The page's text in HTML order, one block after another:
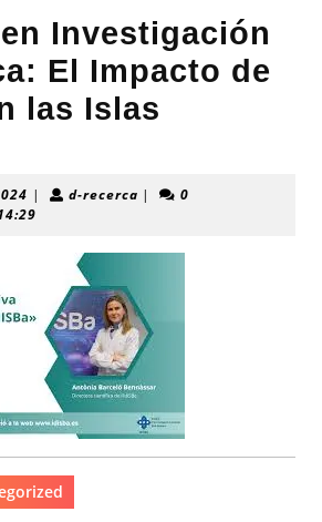
Investigación
El Impacto de
las Islas
17
septiembre
| d-recercad-|
0